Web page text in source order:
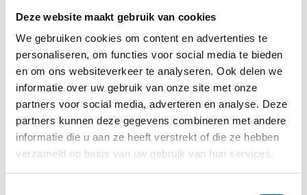
Deze website maakt gebruik van cookies
We gebruiken cookies om content en advertenties te
personaliseren, om functies voor social media te bieden
en om ons websiteverkeer te analyseren. Ook delen we
informatie over uw gebruik van onze site met onze
partners voor social media, adverteren en analyse. Deze
partners kunnen deze gegevens combineren met andere
informatie die u aan ze heeft verstrekt of die ze hebben
verzameld op basis van uw gebruik van hun services.
groot succes
Schaken.nl wordt mede mogelijk gemaakt
door: